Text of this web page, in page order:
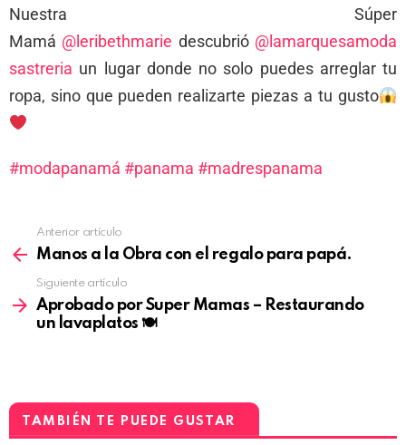
Nuestra Súper
Mamá @leribethmarie descubrió @lamarquesamoda
sastreria un lugar donde no solo puedes arreglar tu
ropa, sino que pueden realizarte piezas a tu gusto
#modapanamá #panama #madrespanama
Anterior artículo
Manos a la Obra con el regalo para papá.
Siguiente artículo
Aprobado por Super Mamas – Restaurando
un lavaplatos 🍽
TAMBIÉN TE PUEDE GUSTAR